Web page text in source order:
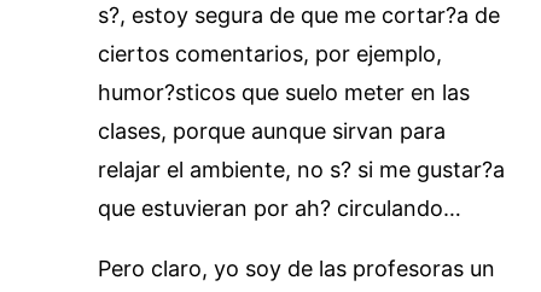
s?, estoy segura de que me cortar?a de
ciertos comentarios, por ejemplo,
humor?sticos que suelo meter en las
clases, porque aunque sirvan para
relajar el ambiente, no s? si me gustar?a
que estuvieran por ah? circulando…
Pero claro, yo soy de las profesoras un